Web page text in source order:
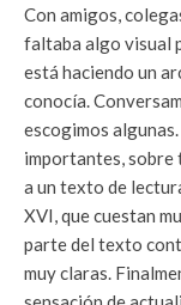
Con amigos,
faltaba algo visual
está haciendo un
conocía.
escogimos
importantes, sobre
a un texto de
XVI, que cuestan
parte del texto
muy claras.